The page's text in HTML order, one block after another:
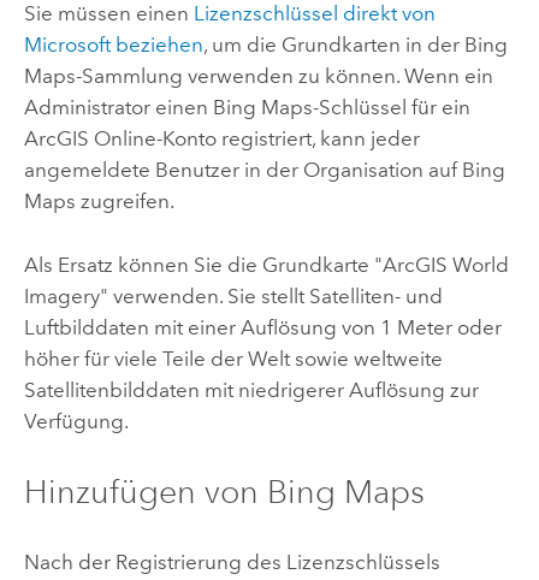
Sie müssen einen Lizenzschlüssel direkt von
Microsoft beziehen, um die Grundkarten in der Bing
Maps-Sammlung verwenden zu können. Wenn ein
Administrator einen Bing Maps-Schlüssel für ein
ArcGIS Online-Konto registriert, kann jeder
angemeldete Benutzer in der Organisation auf Bing
Maps zugreifen.
Als Ersatz können Sie die Grundkarte "ArcGIS World
Imagery" verwenden. Sie stellt Satelliten- und
Luftbilddaten mit einer Auflösung von 1 Meter oder
höher für viele Teile der Welt sowie weltweite
Satellitenbilddaten mit niedrigerer Auflösung zur
Verfügung.
Hinzufügen von Bing Maps
Nach der Registrierung des Lizenzschlüssels